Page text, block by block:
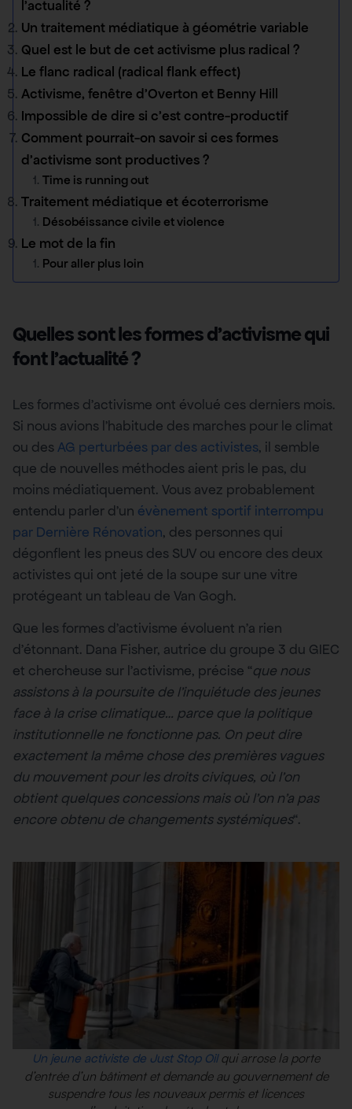
l’actualité ?
Un traitement médiatique à géométrie variable
Quel est le but de cet activisme plus radical ?
Le flanc radical (radical flank effect)
Activisme, fenêtre d’Overton et Benny Hill
Impossible de dire si c’est contre-productif
Comment pourrait-on savoir si ces formes
d’activisme sont productives ?
Time is running out
Traitement médiatique et écoterrorisme
Désobéissance civile et violence
Le mot de la fin
Pour aller plus loin
Quelles sont les formes d’activisme qui
font l’actualité ?
Les formes d’activisme ont évolué ces derniers mois.
Si nous avions l’habitude des marches pour le climat
ou desAG perturbées par des activistes, il semble
que de nouvelles méthodes aient pris le pas, du
moins médiatiquement. Vous avez probablement
entendu parler d’un évènement sportif interrompu
par Dernière Rénovation, des personnes qui
dégonflent les pneus des SUV ou encore des deux
activistes qui ont jeté de la soupe sur une vitre
protégeant un tableau de Van Gogh.
Que les formes d’activisme évoluent n’a rien
d’étonnant. Dana Fisher, autrice du groupe 3 du GIEC
et chercheuse sur l’activisme, précise “que nous
assistons à la poursuite de l’inquiétude des jeunes
face à la crise climatique… parce que la politique
institutionnelle ne fonctionne pas. On peut dire
exactement la même chose des premières vagues
du mouvement pour les droits civiques, où l’on
obtient quelques concessions mais où l’on n’a pas
encore obtenu de changements systémiques“.
Un jeune activiste de Just Stop Oilqui arrose la porte
d’entrée d’un bâtiment et demande au gouvernement de
suspendre tous les nouveaux permis et licences